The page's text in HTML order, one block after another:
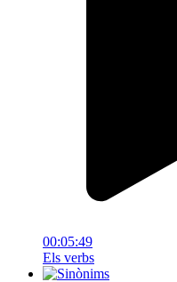
00:05:49
Els verbs